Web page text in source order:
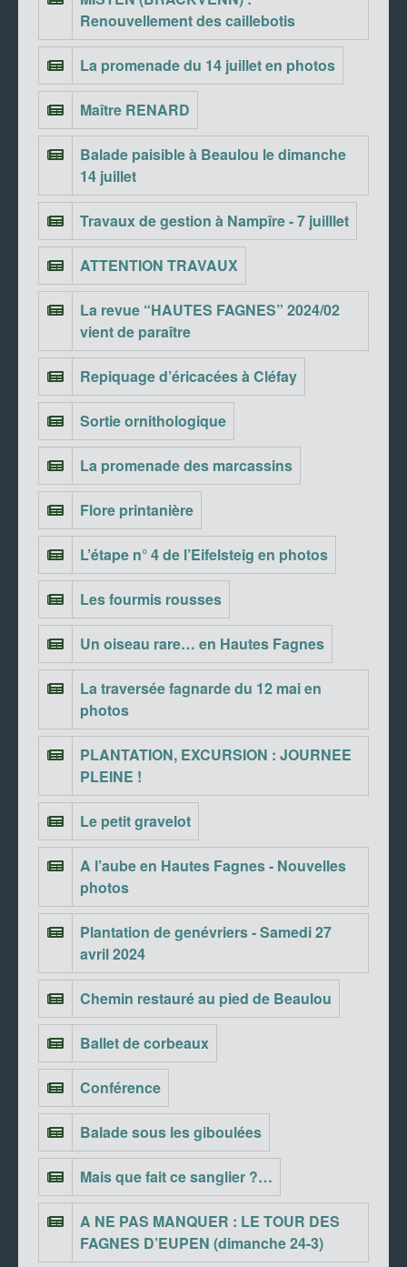
Renouvellement des caillebotis
La promenade du 14 juillet en photos
Maître RENARD
Balade paisible à Beaulou le dimanche
14 juillet
Travaux de gestion à Nampîre - 7 juilllet
ATTENTION TRAVAUX
La revue “HAUTES FAGNES” 2024/02
vient de paraître
Repiquage d’éricacées à Cléfay
Sortie ornithologique
La promenade des marcassins
Flore printanière
L’étape n° 4 de l’Eifelsteig en photos
Les fourmis rousses
Un oiseau rare… en Hautes Fagnes
La traversée fagnarde du 12 mai en
photos
PLANTATION, EXCURSION : JOURNEE
PLEINE !
Le petit gravelot
A l’aube en Hautes Fagnes - Nouvelles
photos
Plantation de genévriers - Samedi 27
avril 2024
Chemin restauré au pied de Beaulou
Ballet de corbeaux
Conférence
Balade sous les giboulées
Mais que fait ce sanglier ?…
A NE PAS MANQUER : LE TOUR DES
FAGNES D’EUPEN (dimanche 24-3)